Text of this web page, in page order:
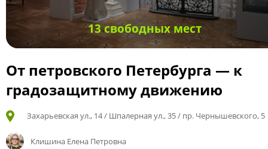
13 свободных мест
От петровского Петербурга — к
градозащитному движению
Захарьевская ул., 14 / Шпалерная ул., 35 / пр. Чернышевского, 5
Клишина Елена Петровна